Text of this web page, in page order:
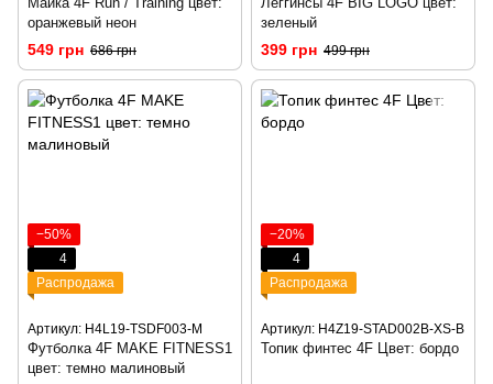
оранжевый неон
549 грн 686 грн
зеленый
399 грн 499 грн
−50%
4
Распродажа
Артикул: H4L19-TSDF003-M
Футболка 4F MAKE FITNESS1
цвет: темно малиновый
−20%
4
Распродажа
Артикул: H4Z19-STAD002B-XS-B
Топик финтес 4F Цвет: бордо